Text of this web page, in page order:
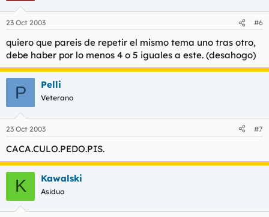
23 Oct 2003 #6
quiero que pareis de repetir el mismo tema uno tras otro,
debe haber por lo menos 4 o 5 iguales a este. (desahogo)
P Pelli
Veterano
23 Oct 2003 #7
CACA.CULO.PEDO.PIS.
K Kawalski
Asiduo